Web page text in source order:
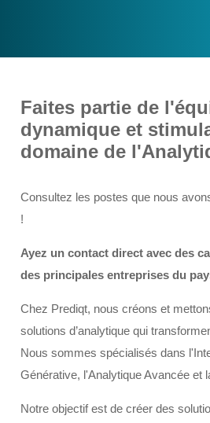
Faites partie de
dynamique et
domaine de
Consultez les postes que nous
!
Ayez un contact direct avec des
des principales entreprises du
Chez Prediqt, nous créons et
solutions d’analytique qui
Nous sommes spécialisés dans
Générative, l'Analytique Avancée et
Notre objectif est de créer des